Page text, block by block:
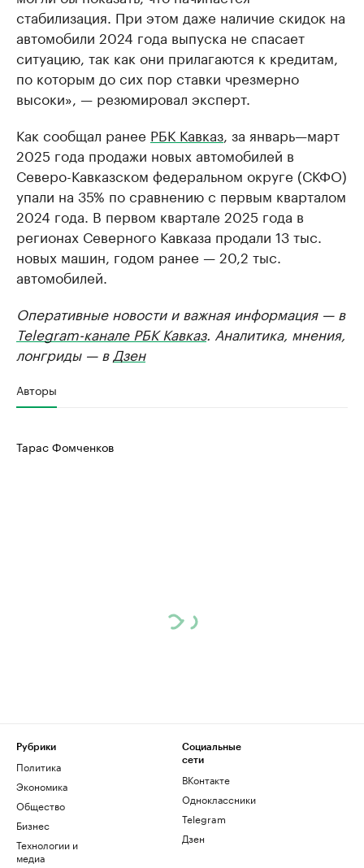
стабилизация. При этом даже наличие скидок на
автомобили 2024 года выпуска не спасает
ситуацию, так как они прилагаются к кредитам,
по которым до сих пор ставки чрезмерно
высоки», — резюмировал эксперт.
Как сообщал ранее РБК Кавказ , за январь—март
2025 года продажи новых автомобилей в
Северо-Кавказском федеральном округе (СКФО)
упали на 35% по сравнению с первым кварталом
2024 года. В первом квартале 2025 года в
регионах Северного Кавказа продали 13 тыс.
новых машин, годом ранее — 20,2 тыс.
автомобилей.
Оперативные новости и важная информация — в
Telegram-канале РБК Кавказ. Аналитика, мнения,
лонгриды — в Дзен
Авторы
Тарас Фомченков
Рубрики
Политика
Экономика
Общество
Бизнес
Технологии и
медиа
Социальные
сети
ВКонтакте
Одноклассники
Telegram
Дзен